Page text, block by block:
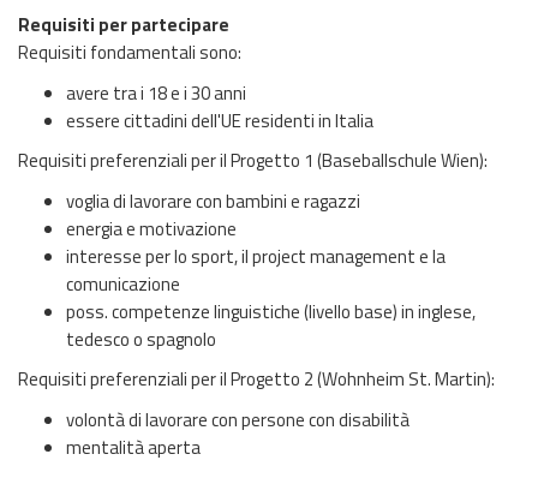
Requisiti per partecipare
Requisiti fondamentali sono:
avere tra i 18 e i 30 anni
essere cittadini dell'UE residenti in Italia
Requisiti preferenziali per il Progetto 1 (Baseballschule Wien):
voglia di lavorare con bambini e ragazzi
energia e motivazione
interesse per lo sport, il project management e la
comunicazione
poss. competenze linguistiche (livello base) in inglese,
tedesco o spagnolo
Requisiti preferenziali per il Progetto 2 (Wohnheim St. Martin):
volontà di lavorare con persone con disabilità
mentalità aperta